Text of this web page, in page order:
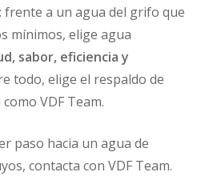
frente a un agua del grifo que
mínimos, elige agua
sabor, eficiencia y
todo, elige el respaldo de
VDF Team.
paso hacia un agua de
contacta con VDF Team.